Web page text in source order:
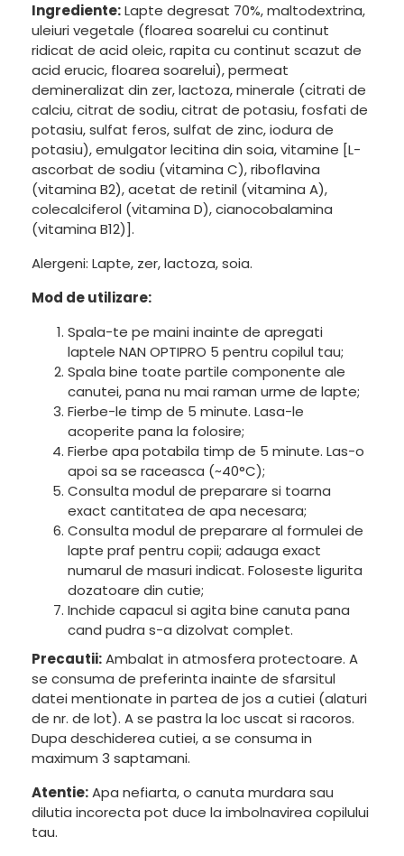
Ingrediente:Lapte degresat 70%, maltodextrina,
uleiuri vegetale (floarea soarelui cu continut
ridicat de acid oleic, rapita cu continut scazut de
acid erucic, floarea soarelui), permeat
demineralizat din zer, lactoza, minerale (citrati de
calciu, citrat de sodiu, citrat de potasiu, fosfati de
potasiu, sulfat feros, sulfat de zinc, iodura de
potasiu), emulgator lecitina din soia, vitamine [L-
ascorbat de sodiu (vitamina C), riboflavina
(vitamina B2), acetat de retinil (vitamina A),
colecalciferol (vitamina D), cianocobalamina
(vitamina B12)].
Alergeni: Lapte, zer, lactoza, soia.
Mod de utilizare:
Spala-te pe maini inainte de apregati
laptele NAN OPTIPRO 5 pentru copilul tau;
Spala bine toate partile componente ale
canutei, pana nu mai raman urme de lapte;
Fierbe-le timp de 5 minute. Lasa-le
acoperite pana la folosire;
Fierbe apa potabila timp de 5 minute. Las-o
apoi sa se raceasca (~40°C);
Consulta modul de preparare si toarna
exact cantitatea de apa necesara;
Consulta modul de preparare al formulei de
lapte praf pentru copii; adauga exact
numarul de masuri indicat. Foloseste ligurita
dozatoare din cutie;
Inchide capacul si agita bine canuta pana
cand pudra s-a dizolvat complet.
Precautii:Ambalat in atmosfera protectoare. A
se consuma de preferinta inainte de sfarsitul
datei mentionate in partea de jos a cutiei (alaturi
de nr. de lot). A se pastra la loc uscat si racoros.
Dupa deschiderea cutiei, a se consuma in
maximum 3 saptamani.
Atentie:Apa nefiarta, o canuta murdara sau
dilutia incorecta pot duce la imbolnavirea copilului
tau.